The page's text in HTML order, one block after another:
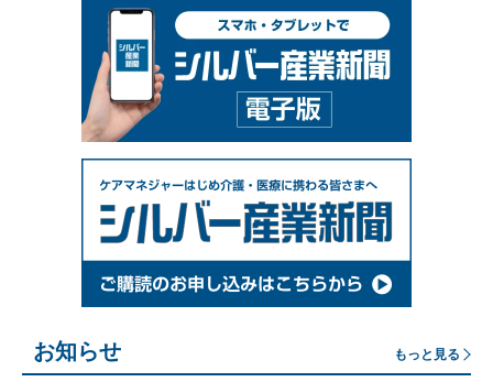
お知らせ もっと見る